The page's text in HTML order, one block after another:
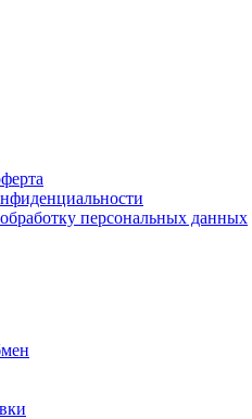
персональных данных